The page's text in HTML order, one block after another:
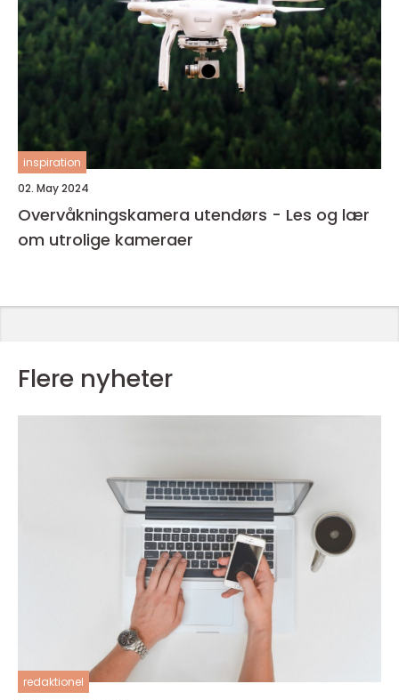
inspiration
02. May 2024
Overvåkningskamera utendørs - Les og lær
om utrolige kameraer
Flere nyheter
redaktionel